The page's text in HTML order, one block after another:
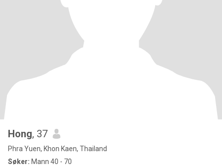
Hong, 37
Phra Yuen, Khon Kaen, Thailand
Søker: Mann 40 - 70